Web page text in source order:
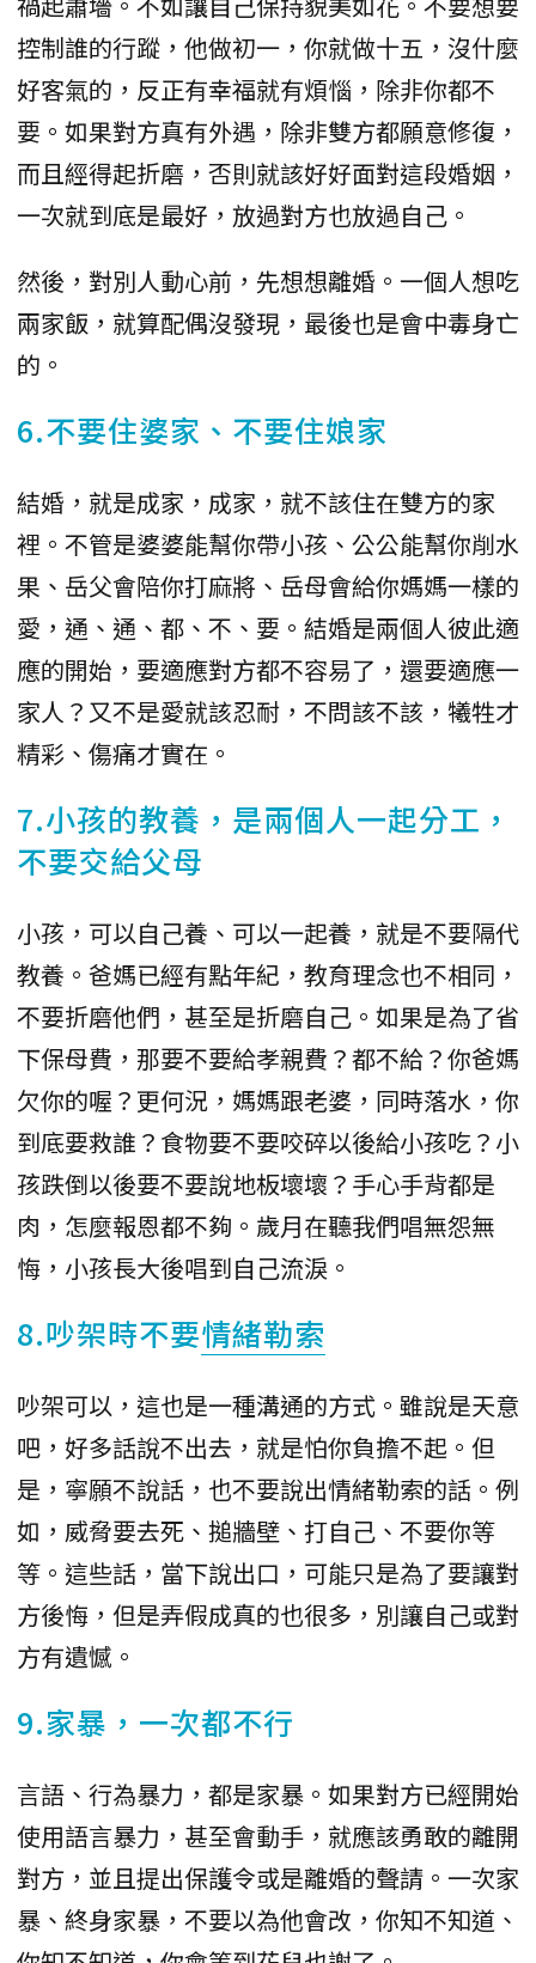
控制誰的行蹤，他做初一，你就做十五，沒什麼
好客氣的，反正有幸福就有煩惱，除非你都不
要。如果對方真有外遇，除非雙方都願意修復，
而且經得起折磨，否則就該好好面對這段婚姻，
一次就到底是最好，放過對方也放過自己。
然後，對別人動心前，先想想離婚。一個人想吃
兩家飯，就算配偶沒發現，最後也是會中毒身亡
的。
6.不要住婆家、不要住娘家
結婚，就是成家，成家，就不該住在雙方的家
裡。不管是婆婆能幫你帶小孩、公公能幫你削水
果、岳父會陪你打麻將、岳母會給你媽媽一樣的
愛，通、通、都、不、要。結婚是兩個人彼此適
應的開始，要適應對方都不容易了，還要適應一
家人？又不是愛就該忍耐，不問該不該，犧牲才
精彩、傷痛才實在。
7.小孩的教養，是兩個人一起分工，
不要交給父母
小孩，可以自己養、可以一起養，就是不要隔代
教養。爸媽已經有點年紀，教育理念也不相同，
不要折磨他們，甚至是折磨自己。如果是為了省
下保母費，那要不要給孝親費？都不給？你爸媽
欠你的喔？更何況，媽媽跟老婆，同時落水，你
到底要救誰？食物要不要咬碎以後給小孩吃？小
孩跌倒以後要不要說地板壞壞？手心手背都是
肉，怎麼報恩都不夠。歲月在聽我們唱無怨無
悔，小孩長大後唱到自己流淚。
8.吵架時不要情緒勒索
吵架可以，這也是一種溝通的方式。雖說是天意
吧，好多話說不出去，就是怕你負擔不起。但
是，寧願不說話，也不要說出情緒勒索的話。例
如，威脅要去死、搥牆壁、打自己、不要你等
等。這些話，當下說出口，可能只是為了要讓對
方後悔，但是弄假成真的也很多，別讓自己或對
方有遺憾。
9.家暴，一次都不行
言語、行為暴力，都是家暴。如果對方已經開始
使用語言暴力，甚至會動手，就應該勇敢的離開
對方，並且提出保護令或是離婚的聲請。一次家
暴、終身家暴，不要以為他會改，你知不知道、